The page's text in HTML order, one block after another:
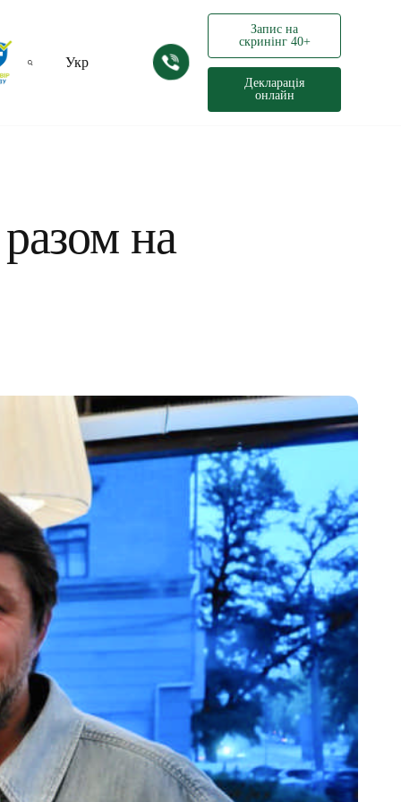
Укр
Запис на
скринінг 40+
Декларація
онлайн
на